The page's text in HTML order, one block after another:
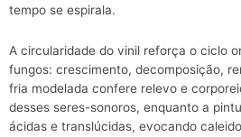
tempo se espirala.
A circularidade do vinil reforça o ciclo
fungos: crescimento, decomposição,
fria modelada confere relevo e
desses seres-sonoros, enquanto a
ácidas e translúcidas, evocando